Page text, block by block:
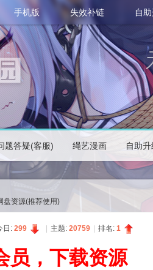
手机版 失效补链 自
题答疑(客服) 绳艺漫画 自助
盘资源(推荐使用)
日: 299 主题: 20759 排名: 1
员，下载资源